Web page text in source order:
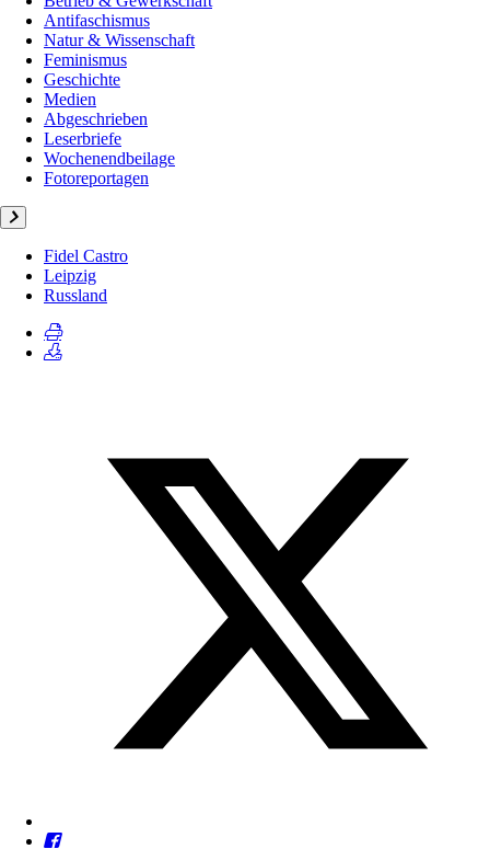
Antifaschismus
Natur & Wissenschaft
Feminismus
Geschichte
Medien
Abgeschrieben
Leserbriefe
Wochenendbeilage
Fotoreportagen
Fidel Castro
Leipzig
Russland